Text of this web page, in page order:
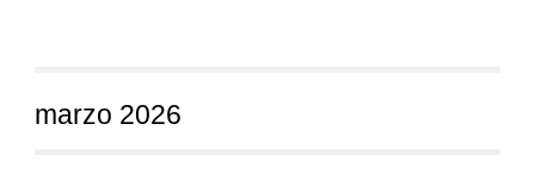
marzo 2026